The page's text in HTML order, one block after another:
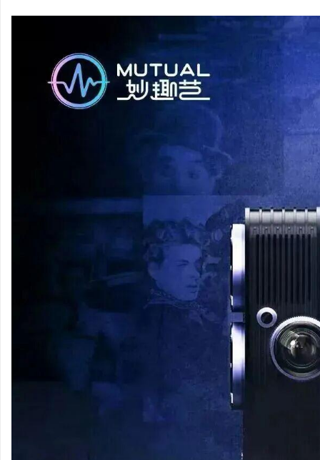
汉配眼镜 上海配眼镜 贝净 AC 国际医疗实验
全解析